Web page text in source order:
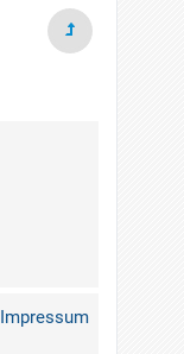
Impressum